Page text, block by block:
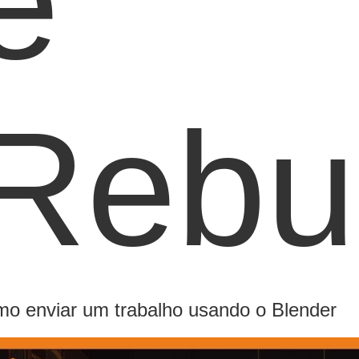
enviar um trabalho usando o Blender